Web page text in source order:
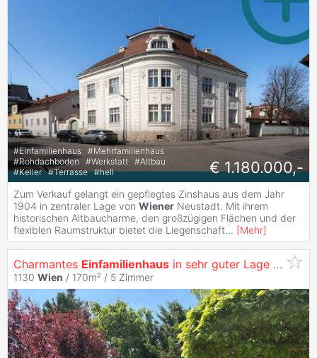
#Einfamilienhaus #Mehrfamilienhaus
#Rohdachboden #Werkstatt #Altbau
#Keller #Terrasse #hell € 1.180.000,-
Zum Verkauf gelangt ein gepflegtes Zinshaus aus dem Jahr
1904 in zentraler Lage von Wiener Neustadt. Mit ihrem
historischen Altbaucharme, den großzügigen Flächen und der
flexiblen Raumstruktur bietet die Liegenschaft... [Mehr]
Charmantes Einfamilienhaus in sehr guter Lage in Lainz - zu
1130 Wien / 170m² / 5 Zimmer